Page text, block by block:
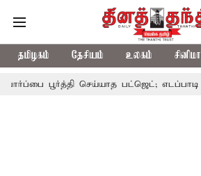
தமிழகம் தேசியம் உலகம் சினிமா
செய்யாத பட்ஜெட்; எடப்பாடி பழனிசாமி